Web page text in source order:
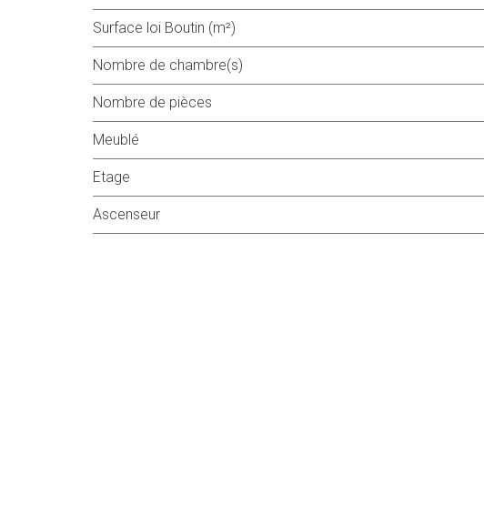
Surface loi Boutin (m²)
Nombre de chambre(s)
Nombre de pièces
Meublé
Etage
Ascenseur